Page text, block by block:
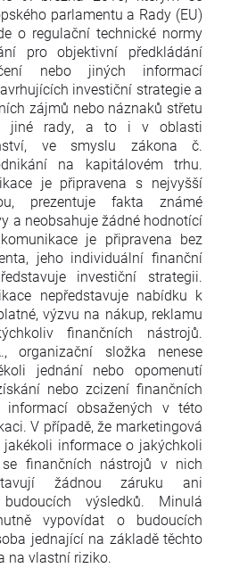
parlamentu a Rady (EU)
o regulační technické normy
pro objektivní předkládání
nebo jiných informací
investiční strategie a
zájmů nebo náznaků střetu
jiné rady, a to i v oblasti
ve smyslu zákona č.
na kapitálovém trhu.
je připravena s nejvyšší
prezentuje fakta známé
a neobsahuje žádné hodnotící
je připravena bez
jeho individuální finanční
investiční strategii.
nepředstavuje nabídku k
výzvu na nákup, reklamu
finančních nástrojů.
organizační složka nenese
jednání nebo opomenutí
nebo zcizení finančních
informací obsažených v této
V případě, že marketingová
informace o jakýchkoli
finančních nástrojů v nich
žádnou záruku ani
výsledků. Minulá
vypovídat o budoucích
jednající na základě těchto
na vlastní riziko.